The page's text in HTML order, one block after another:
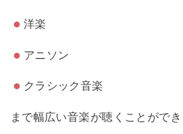
洋楽
アニソン
クラシック音楽
まで幅広い音楽が聴くことができ